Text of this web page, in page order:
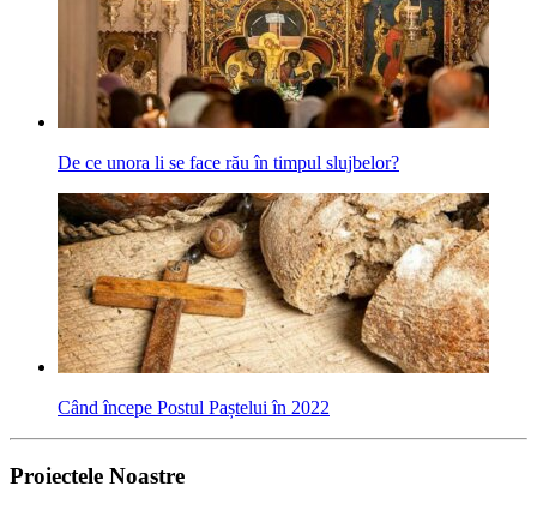
De ce unora li se face rău în timpul slujbelor?
Când începe Postul Paștelui în 2022
Proiectele Noastre